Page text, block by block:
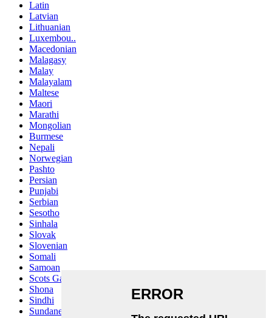
Latin
Latvian
Lithuanian
Luxembou..
Macedonian
Malagasy
Malay
Malayalam
Maltese
Maori
Marathi
Mongolian
Burmese
Nepali
Norwegian
Pashto
Persian
Punjabi
Serbian
Sesotho
Sinhala
Slovak
Slovenian
Somali
Samoan
Scots Gaelic
Shona
Sindhi
Sundanese